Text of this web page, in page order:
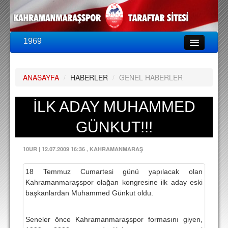
1969
PUAN DURUMU
FİKSTÜR
A TAKIM KADROSU
TEKNİK KADRO
TRANSFERLER
TARAFTAR
ANASAYFA / HABERLER / GENEL HABERLER
İLK ADAY MUHAMMED
GÜNKUT!!!
10UR | 12.07.2009 16:36 , KAHRAMANMARAŞ
18 Temmuz Cumartesi günü yapılacak olan
Kahramanmaraşspor olağan kongresine ilk aday eski
başkanlardan Muhammed Günkut oldu.
Seneler önce Kahramanmaraşspor formasını giyen,